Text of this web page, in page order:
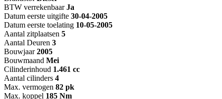
BTW verrekenbaar Ja
Datum eerste uitgifte 30-04-2005
Datum eerste toelating 10-05-2005
Aantal zitplaatsen 5
Aantal Deuren 3
Bouwjaar 2005
Bouwmaand Mei
Cilinderinhoud 1.461 cc
Aantal cilinders 4
Max. vermogen 82 pk
Max. koppel 185 Nm